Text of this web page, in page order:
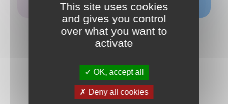
This site uses cookies
and gives you control
over what you want to
activate
OK, accept all
Deny all cookies